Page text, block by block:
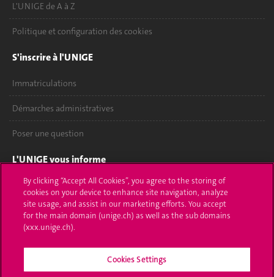
L'UNIGE de A à Z
Politique et configuration des cookies
S'inscrire à l'UNIGE
Immatriculations
Démarches administratives
Poser une question
L'UNIGE vous informe
UNIGE Mobile
Médias
Offres d'emploi
By clicking “Accept All Cookies”, you agree to the storing of
cookies on your device to enhance site navigation, analyze
site usage, and assist in our marketing efforts. You accept
for the main domain (unige.ch) as well as the sub domains
(xxx.unige.ch).
Cookies Settings